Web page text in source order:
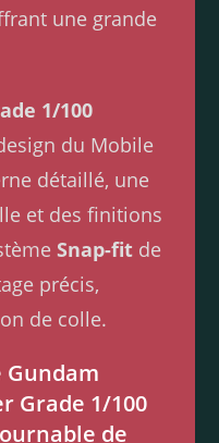
une grande
1/100
du Mobile
détaillé, une
et des finitions
Snap-fit de
précis,
de colle.
Gundam
Grade 1/100
de